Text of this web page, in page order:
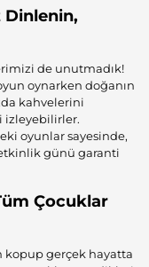
Dinlenin,
de unutmadık!
oynarken doğanın
kahvelerini
izleyebilirler.
oyunlar sayesinde,
günü garanti
Çocuklar
gerçek hayatta